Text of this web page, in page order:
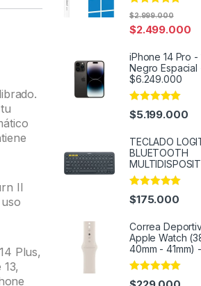
II
Plus,
Rated4.91
out of 5
$2.499.000
$2.999.000
iPhone 14 Pro -
Negro Espacial
$6.249.000
Rated4.91
out of 5
$5.199.000
TECLADO
BLUETOOTH
Rated 4.91
out of 5
$175.000
Correa
Apple Watch
40mm - 41mm)
Rated4.93